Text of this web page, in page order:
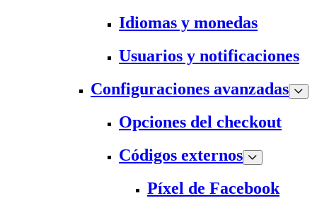
Idiomas y monedas
Usuarios y notificaciones
Configuraciones avanzadas
Opciones del checkout
Códigos externos
Píxel de Facebook